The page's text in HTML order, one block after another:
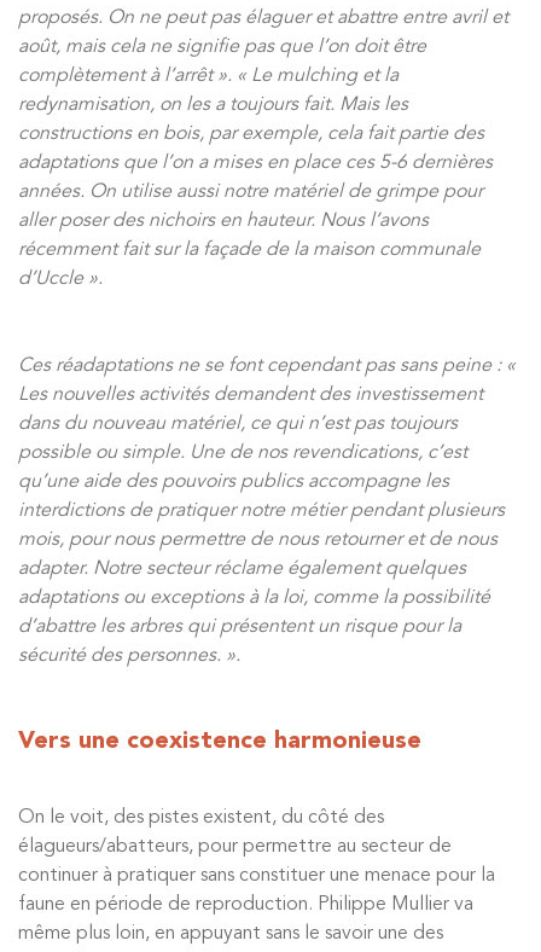
proposés. On ne peut pas élaguer et abattre entre avril et
août, mais cela ne signifie pas que l’on doit être
complètement à l’arrêt ». « Le mulching et la
redynamisation, on les a toujours fait. Mais les
constructions en bois, par exemple, cela fait partie des
adaptations que l’on a mises en place ces 5-6 dernières
années. On utilise aussi notre matériel de grimpe pour
aller poser des nichoirs en hauteur. Nous l’avons
récemment fait sur la façade de la maison communale
d’Uccle ».
Ces réadaptations ne se font cependant pas sans peine : «
Les nouvelles activités demandent des investissement
dans du nouveau matériel, ce qui n’est pas toujours
possible ou simple. Une de nos revendications, c’est
qu’une aide des pouvoirs publics accompagne les
interdictions de pratiquer notre métier pendant plusieurs
mois, pour nous permettre de nous retourner et de nous
adapter. Notre secteur réclame également quelques
adaptations ou exceptions à la loi, comme la possibilité
d’abattre les arbres qui présentent un risque pour la
sécurité des personnes. ».
Vers une coexistence harmonieuse
On le voit, des pistes existent, du côté des
élagueurs/abatteurs, pour permettre au secteur de
continuer à pratiquer sans constituer une menace pour la
faune en période de reproduction. Philippe Mullier va
même plus loin, en appuyant sans le savoir une des